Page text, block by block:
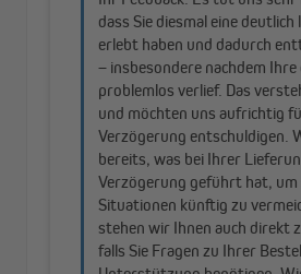
Die Montage des Rollladens erfolgt
Pergola. Alle Details entnimm bitte der